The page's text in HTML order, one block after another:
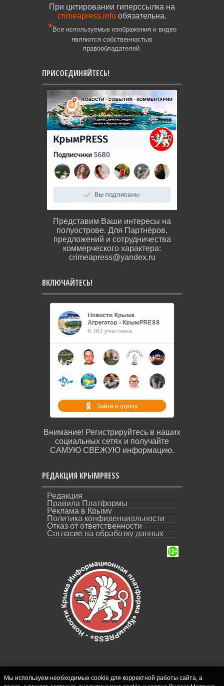
При цитировании гиперссылка на
crimeapress.info обязательна.
*Все используемые изображения и видео
являются собственностью
правообладателей.
ПРИСОЕДИНЯЙТЕСЬ!
Представим Ваши интересы на
полуострове. Для Партнёров,
предложений и сотрудничества
коммерческого характера:
crimeapress@yandex.ru
ВКЛЮЧАЙТЕСЬ!
Внимание! Регистрируйтесь в наших
социальных сетях и получайте
САМУЮ СВЕЖУЮ информацию.
РЕДАКЦИЯ КРЫМPRESS
Редакция
Правила Платформы
Реклама в Крыму
Политика конфиденциальности
Отказ от ответственности
Согласие на обработку данных
Мы используем необходимые cookie для корректной работы сайта, а